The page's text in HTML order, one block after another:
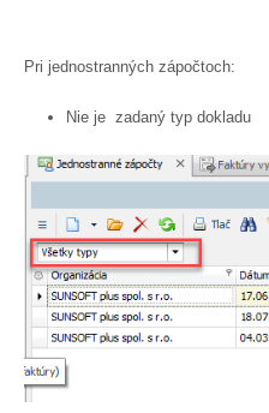
Pri jednostranných zápočtoch:
Nie je zadaný typ dokladu